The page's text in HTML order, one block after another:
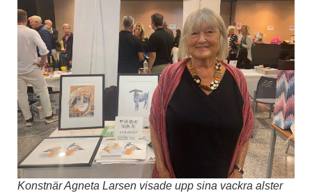
Konstnär Agneta Larsen visade upp sina vackra alster